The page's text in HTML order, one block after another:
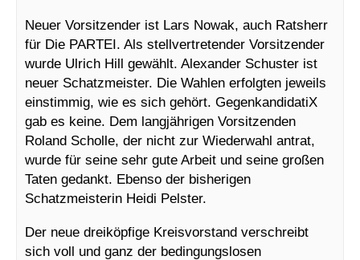
Neuer Vorsitzender ist Lars Nowak, auch Ratsherr
für Die PARTEI. Als stellvertretender Vorsitzender
wurde Ulrich Hill gewählt. Alexander Schuster ist
neuer Schatzmeister. Die Wahlen erfolgten jeweils
einstimmig, wie es sich gehört. GegenkandidatiX
gab es keine. Dem langjährigen Vorsitzenden
Roland Scholle, der nicht zur Wiederwahl antrat,
wurde für seine sehr gute Arbeit und seine großen
Taten gedankt. Ebenso der bisherigen
Schatzmeisterin Heidi Pelster.
Der neue dreiköpfige Kreisvorstand verschreibt
sich voll und ganz der bedingungslosen